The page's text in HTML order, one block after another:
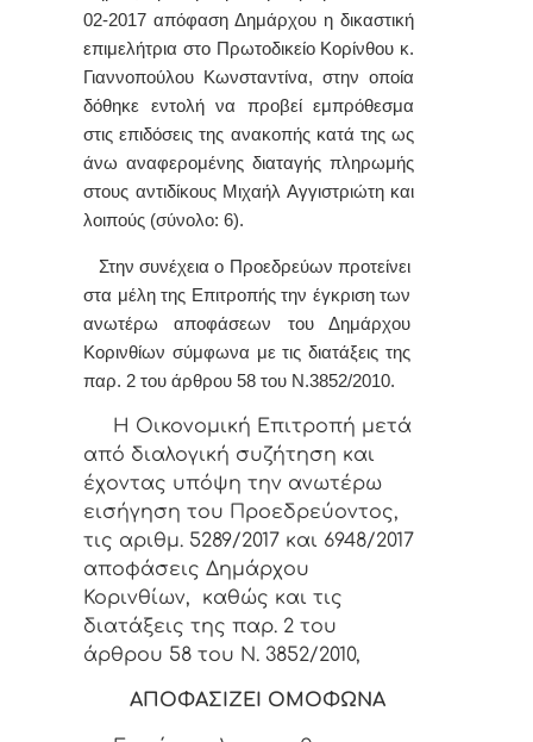
02-2017 απόφαση Δημάρχου η δικαστική
επιμελήτρια στο Πρωτοδικείο Κορίνθου κ.
Γιαννοπούλου Κωνσταντίνα, στην οποία
δόθηκε εντολή να προβεί εμπρόθεσμα
στις επιδόσεις της ανακοπής κατά της ως
άνω αναφερομένης διαταγής πληρωμής
στους αντιδίκους Μιχαήλ Αγγιστριώτη και
λοιπούς (σύνολο: 6).
Στην συνέχεια ο Προεδρεύων προτείνει
στα μέλη της Επιτροπής την έγκριση των
ανωτέρω αποφάσεων του Δημάρχου
Κορινθίων σύμφωνα με τις διατάξεις της
παρ. 2 του άρθρου 58 του Ν.3852/2010.
Η Οικονομική Επιτροπή μετά
από διαλογική συζήτηση και
έχοντας υπόψη την ανωτέρω
εισήγηση του Προεδρεύοντος,
τις αριθμ. 5289/2017 και 6948/2017
αποφάσεις Δημάρχου
Κορινθίων, καθώς και τις
διατάξεις της παρ. 2 του
άρθρου 58 του Ν. 3852/2010,
ΑΠΟΦΑΣΙΖΕΙ ΟΜΟΦΩΝΑ